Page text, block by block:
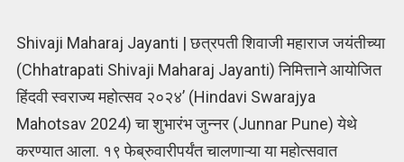
Shivaji Maharaj Jayanti | छत्रपती शिवाजी महाराज जयंतीच्या
(Chhatrapati Shivaji Maharaj Jayanti) निमित्ताने आयोजित
हिंदवी स्वराज्य महोत्सव २०२४’ (Hindavi Swarajya
Mahotsav 2024) चा शुभारंभ जुन्नर (Junnar Pune) येथे
करण्यात आला. १९ फेब्रुवारीपर्यंत चालणाऱ्या या महोत्सवात